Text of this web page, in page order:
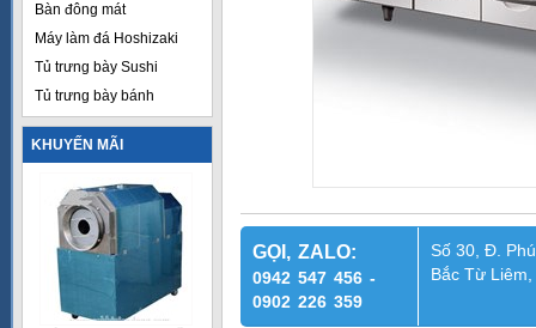
Bàn đông mát
Máy làm đá Hoshizaki
Tủ trưng bày Sushi
Tủ trưng bày bánh
KHUYẾN MÃI
GỌI, ZALO:
0942 547 456 -
0902 226 359
Số 30, Đ.
Bắc Từ